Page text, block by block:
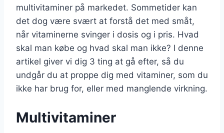
multivitaminer på markedet. Sommetider kan
det dog være svært at forstå det med småt,
når vitaminerne svinger i dosis og i pris. Hvad
skal man købe og hvad skal man ikke? I denne
artikel giver vi dig 3 ting at gå efter, så du
undgår du at proppe dig med vitaminer, som du
ikke har brug for, eller med manglende virkning.
Multivitaminer